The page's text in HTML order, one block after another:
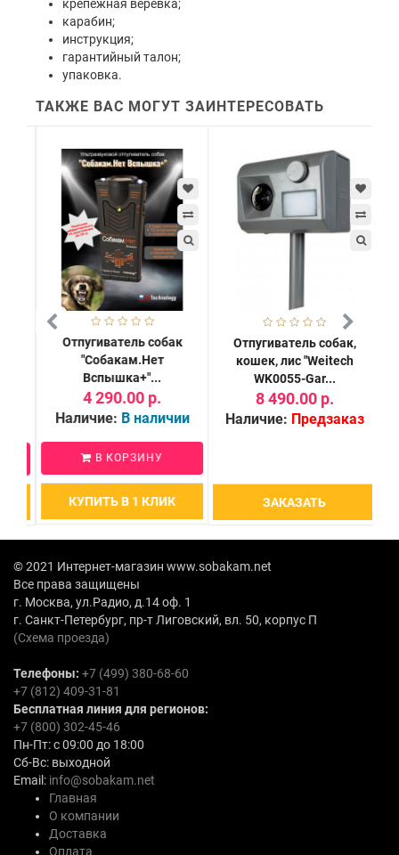
крепежная веревка;
карабин;
инструкция;
гарантийный талон;
упаковка.
ТАКЖЕ ВАС МОГУТ ЗАИНТЕРЕСОВАТЬ
Отпугиватель собак
"Собакам.Нет
Вспышка+"...
4 290.00 р.
Наличие:В наличии
В КОРЗИНУ
КУПИТЬ В 1 КЛИК
Отпугиватель собак,
кошек, лис "Weitech
WK0055-Gar...
8 490.00 р.
Наличие:Предзаказ
ЗАКАЗАТЬ
© 2021 Интернет-магазин www.sobakam.net
Все права защищены
г. Москва, ул.Радио, д.14 оф. 1
г. Санкт-Петербург, пр-т Лиговский, вл. 50, корпус П
(Схема проезда)
Телефоны: +7 (499) 380-68-60
+7 (812) 409-31-81
Бесплатная линия для регионов:
+7 (800) 302-45-46
Пн-Пт: с 09:00 до 18:00
Сб-Вс: выходной
Email: info@sobakam.net
Главная
О компании
Доставка
Оплата